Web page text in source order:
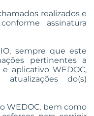
realizados e
assinatura
sempre que este
pertinentes a
aplicativo WEDOC,
do(s)
WEDOC, bem como